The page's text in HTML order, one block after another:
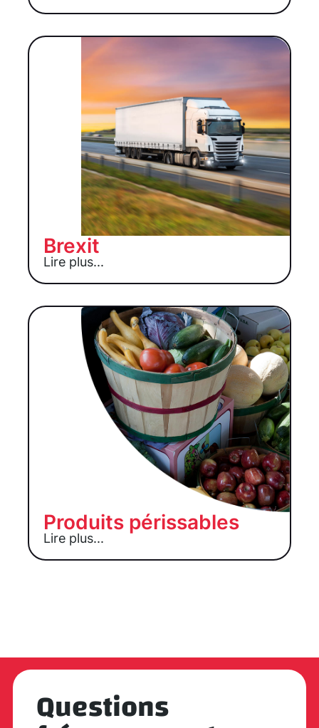
Brexit
Lire plus...
Produits périssables
Lire plus...
Questions